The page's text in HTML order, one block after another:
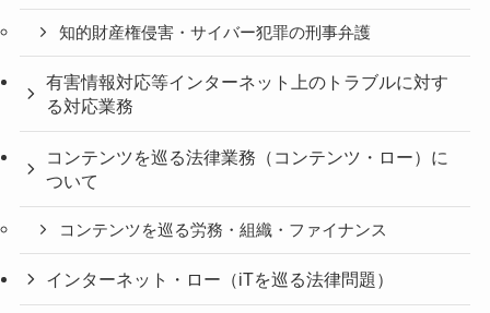
知的財産権侵害・サイバー犯罪の刑事弁護
有害情報対応等インターネット上のトラブルに対す
る対応業務
コンテンツを巡る法律業務（コンテンツ・ロー）に
ついて
コンテンツを巡る労務・組織・ファイナンス
インターネット・ロー（iTを巡る法律問題）